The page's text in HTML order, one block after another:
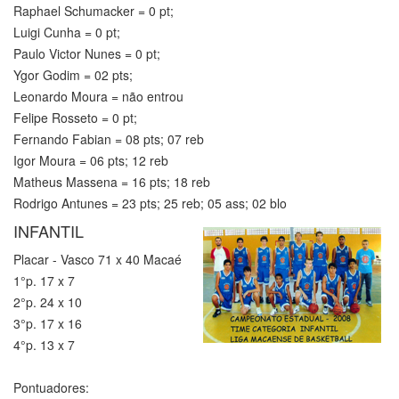
Raphael Schumacker = 0 pt;
Luigi Cunha = 0 pt;
Paulo Victor Nunes = 0 pt;
Ygor Godim = 02 pts;
Leonardo Moura = não entrou
Felipe Rosseto = 0 pt;
Fernando Fabian = 08 pts; 07 reb
Igor Moura = 06 pts; 12 reb
Matheus Massena = 16 pts; 18 reb
Rodrigo Antunes = 23 pts; 25 reb; 05 ass; 02 blo
INFANTIL
Placar - Vasco 71 x 40 Macaé
1°p. 17 x 7
2°p. 24 x 10
3°p. 17 x 16
4°p. 13 x 7
Pontuadores: